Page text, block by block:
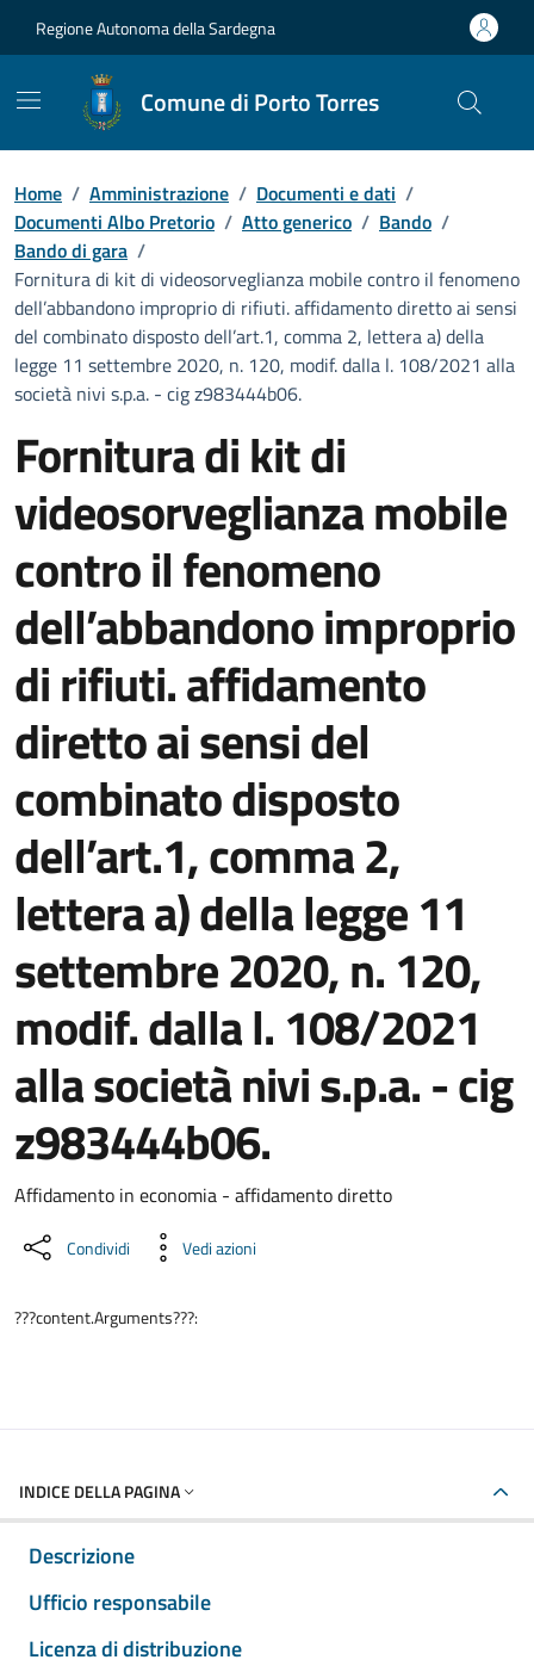
Regione Autonoma della Sardegna
Comune di Porto Torres
Home / Amministrazione / Documenti e dati /
Documenti Albo Pretorio / Atto generico / Bando /
Bando di gara /
Fornitura di kit di videosorveglianza mobile contro il fenomeno
dell’abbandono improprio di rifiuti. affidamento diretto ai sensi
del combinato disposto dell’art.1, comma 2, lettera a) della
legge 11 settembre 2020, n. 120, modif. dalla l. 108/2021 alla
società nivi s.p.a. - cig z983444b06.
Fornitura di kit di
videosorveglianza mobile
contro il fenomeno
dell’abbandono improprio
di rifiuti. affidamento
diretto ai sensi del
combinato disposto
dell’art.1, comma 2,
lettera a) della legge 11
settembre 2020, n. 120,
modif. dalla l. 108/2021
alla società nivi s.p.a. - cig
z983444b06.
Dettaglio del documento
Affidamento in economia - affidamento diretto
Condividi Vedi azioni
???content.Arguments???:
INDICE DELLA PAGINA
Descrizione
Ufficio responsabile
Licenza di distribuzione